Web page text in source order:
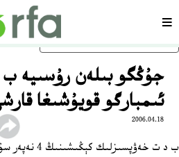
ئاساسلىق مەزمۇنغا ئاتلاڭسەھىپە
جۇڭگو بىلەن رۇسىيە
ئىمبارگو قويۇشىغا
2006.04.18
ب د ت